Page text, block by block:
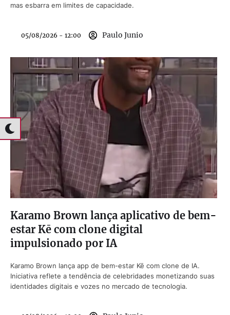
mas esbarra em limites de capacidade.
05/08/2026 - 12:00 Paulo Junio
Karamo Brown lança aplicativo de bem-
estar Kē com clone digital
impulsionado por IA
Karamo Brown lança app de bem-estar Kē com clone de IA.
Iniciativa reflete a tendência de celebridades monetizando suas
identidades digitais e vozes no mercado de tecnologia.